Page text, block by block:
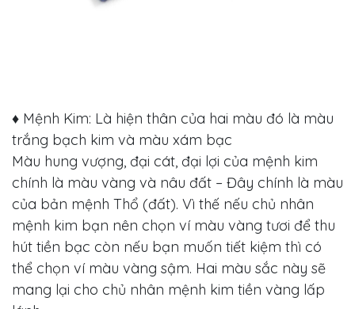
♦ Mệnh Kim: Là hiện thân của hai màu đó là màu
trắng bạch kim và màu xám bạc
Màu hung vượng, đại cát, đại lợi của mệnh kim
chính là màu vàng và nâu đất – Đây chính là màu
của bản mệnh Thổ (đất). Vì thế nếu chủ nhân
mệnh kim bạn nên chọn ví màu vàng tươi để thu
hút tiền bạc còn nếu bạn muốn tiết kiệm thì có
thể chọn ví màu vàng sậm. Hai màu sắc này sẽ
mang lại cho chủ nhân mệnh kim tiền vàng lấp